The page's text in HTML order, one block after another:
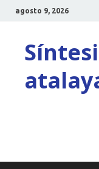
agosto 9, 2026